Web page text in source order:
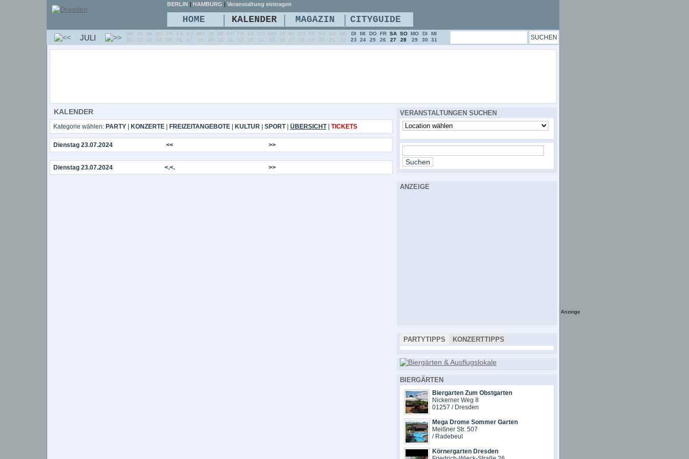
KALENDER
Kategorie wählen: PARTY| KONZERTE| FREIZEITANGEBOTE| KULTUR| SPORT| ÜBERSICHT| TICKETS
Dienstag 23.07.2024 << >>
Dienstag 23.07.2024 <.<. >>
VERANSTALTUNGEN SUCHEN
ANZEIGE
PARTYTIPPS KONZERTTIPPS
BIERGÄRTEN
Biergarten Zum Obstgarten
Nickerner Weg 8
01257 / Dresden
Mega Drome Sommer Garten
Meißner Str. 507
/ Radebeul
Körnergarten Dresden
BERLIN | HAMBURG | Veranstaltung eintragen
HOME | KALENDER | MAGAZIN | CITYGUIDE
JULI
MO
01
DI
02
MI
03
DO
04
FR
05
SA
06
SO
07
MO
08
DI
09
MI
10
DO
11
FR
12
SA
13
SO
14
MO
15
DI
16
MI
17
DO
18
FR
19
SA
20
SO
21
MO
22
DI
23
MI
24
DO
25
FR
26
SA
27
SO
28
MO
29
DI
30
MI
31
Anzeige